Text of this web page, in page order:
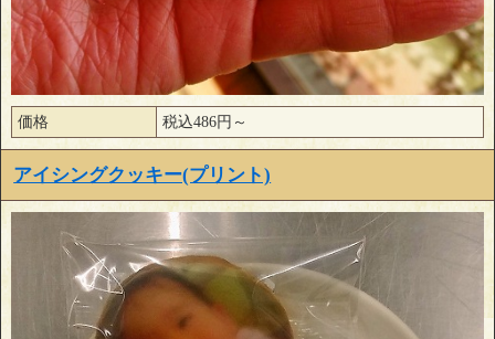
価格 税込486円～
アイシングクッキー(プリント)